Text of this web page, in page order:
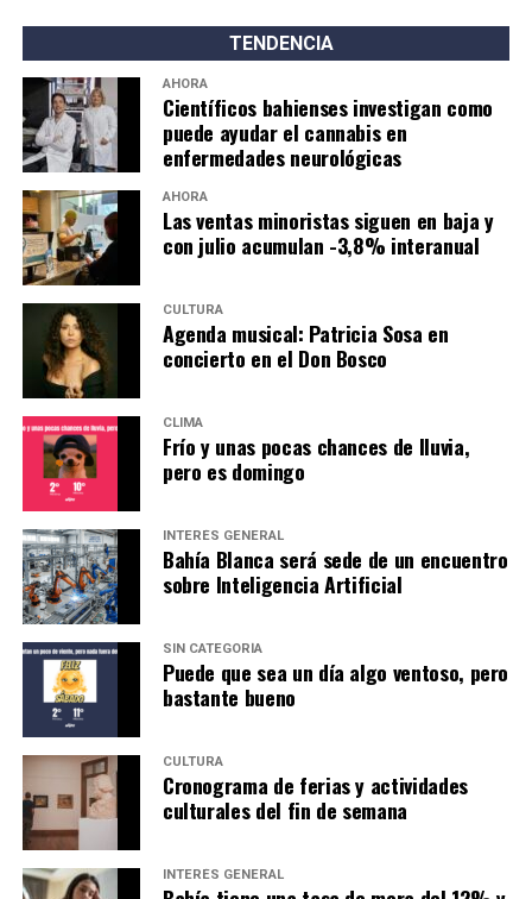
TENDENCIA
AHORA
Científicos bahienses investigan como
puede ayudar el cannabis en
enfermedades neurológicas
AHORA
Las ventas minoristas siguen en baja y
con julio acumulan -3,8% interanual
CULTURA
Agenda musical: Patricia Sosa en
concierto en el Don Bosco
CLIMA
Frío y unas pocas chances de lluvia,
pero es domingo
INTERÉS GENERAL
Bahía Blanca será sede de un encuentro
sobre Inteligencia Artificial
SIN CATEGORÍA
Puede que sea un día algo ventoso, pero
bastante bueno
CULTURA
Cronograma de ferias y actividades
culturales del fin de semana
INTERÉS GENERAL